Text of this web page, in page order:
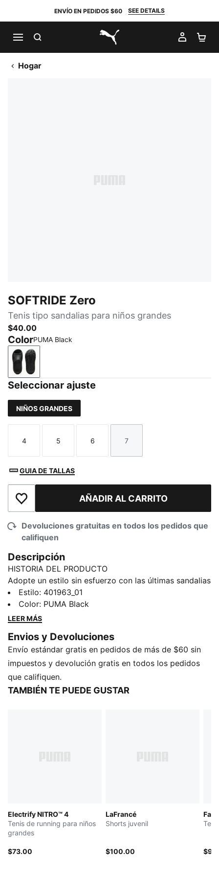
ENVÍO EN PEDIDOS $60 SEE DETAILS
PUMA.com
MI
Hogar
SOFTRIDE Zero
Tenis tipo sandalias para niños grandes
$40.00
ColorPUMA Black
PUMA Black
Seleccionar ajuste
NIÑOS GRANDES
Talla
4
Talla
5
Talla
6
Talla
7
GUIA DE TALLAS
Añadir a la lista de deseosAÑADIR AL CARRITO
Devoluciones gratuitas en todos los pedidos que
califiquen
Descripción
HISTORIA DEL PRODUCTO
Adopte un estilo sin esfuerzo con las últimas sandalias
SOFTRIDE. Con acolchado SOFTRIDE, construcción
IMEVA totalmente inyectada y forma de balancín para
máxima suavidad. Con un logotipo de gato en relieve
perfectas para cualquier atuendo. Comodidad y estilo
todo el día
CARACTERÍSTICAS Y BENEFICIOS
PUMALite: Espuma fabricada con un 10% de EVA
reciclada, que proporciona la máxima amortiguación
Estilo: 401963_01
Color: PUMA Black
LEER MÁS
Envios y Devoluciones
Envío estándar gratis en pedidos de más de $60 sin
impuestos y devolución gratis en todos los pedidos
que califiquen.
TAMBIÉN TE PUEDE GUSTAR
Electrify NITRO™ 4
Tenis de running para niños
grandes
$73.00
LaFrancé
Shorts juvenil
$100.00
Fade